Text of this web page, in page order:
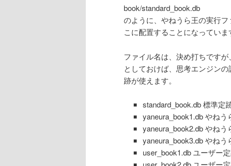
book/standard_book.db
のように、やねうら王の実行
こに配置することになっていま
ファイル名は、決め打ちです
としておけば、思考エンジン
跡が使えます。
standard_book.db 標準定
yaneura_book1.db やねう
yaneura_book2.db やねう
yaneura_book3.db やねう
user_book1.db ユーザー